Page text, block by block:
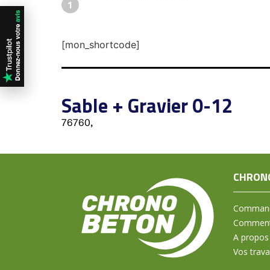
1
[mon_shortcode]
Sable + Gravier 0-12
76760,
A propos
Vos